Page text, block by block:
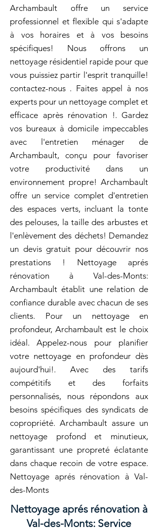
Archambault offre un service
professionnel et flexible qui s'adapte
à vos horaires et à vos besoins
spécifiques! Nous offrons un
nettoyage résidentiel rapide pour que
vous puissiez partir l'esprit tranquille!
contactez-nous . Faites appel à nos
experts pour un nettoyage complet et
efficace après rénovation !. Gardez
vos bureaux à domicile impeccables
avec l'entretien ménager de
Archambault, conçu pour favoriser
votre productivité dans un
environnement propre! Archambault
offre un service complet d'entretien
des espaces verts, incluant la tonte
des pelouses, la taille des arbustes et
l'enlèvement des déchets! Demandez
un devis gratuit pour découvrir nos
prestations ! Nettoyage aprés
rénovation à Val-des-Monts:
Archambault établit une relation de
confiance durable avec chacun de ses
clients. Pour un nettoyage en
profondeur, Archambault est le choix
idéal. Appelez-nous pour planifier
votre nettoyage en profondeur dès
aujourd'hui!. Avec des tarifs
compétitifs et des forfaits
personnalisés, nous répondons aux
besoins spécifiques des syndicats de
copropriété. Archambault assure un
nettoyage profond et minutieux,
garantissant une propreté éclatante
dans chaque recoin de votre espace.
Nettoyage aprés rénovation à Val-
des-Monts
Nettoyage aprés rénovation à
Val-des-Monts: Service